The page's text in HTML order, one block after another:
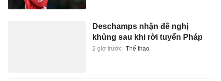
Deschamps nhận đề nghị
khủng sau khi rời tuyển Pháp
2 giờ trước Thể thao